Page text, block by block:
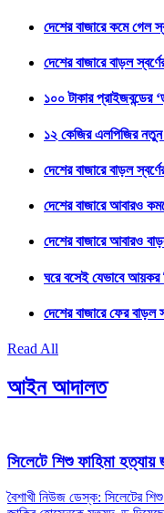
দেশের বাজারে কমে গেল
দেশের বাজারে বাড়ল
১০০ টাকার প্রাইজবন্ডের
১২ কেজির এলপিজির নতুন
দেশের বাজারে বাড়ল
দেশের বাজারে আবারও
দেশের বাজারে আবারও
ঘরে বসেই যেভাবে আয়কর
দেশের বাজারে ফের বাড়ল
Read All
আইন আদালত
সিলেটে শিশু ফাহিমা
বৈশাখী নিউজ ডেস্ক: সিলেটের